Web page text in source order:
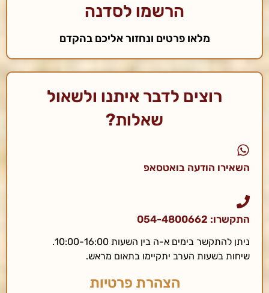
הרשמו לסדנה
מלאו פרטים ונחזור אליכם בהקדם
רוצים לדבר איתנו ולשאול
שאלות?
השאירו הודעה בואטסאפ
התקשרו: 054-4800662
ניתן להתקשר בימים א-ה בין השעות 10:00-16:00.
שיחות בשעות הערב יתקיימו בתאום מראש.
הצהרת פרטיות